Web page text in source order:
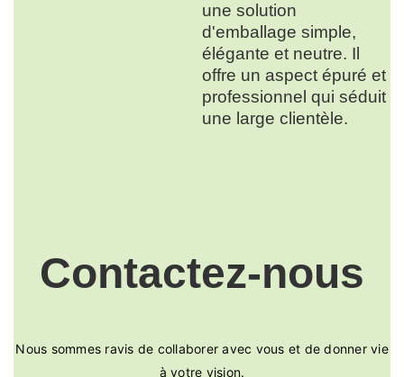
une solution
d'emballage simple,
élégante et neutre. Il
offre un aspect épuré et
professionnel qui séduit
une large clientèle.
Contactez-nous
Nous sommes ravis de collaborer avec vous et de donner vie
à votre vision.